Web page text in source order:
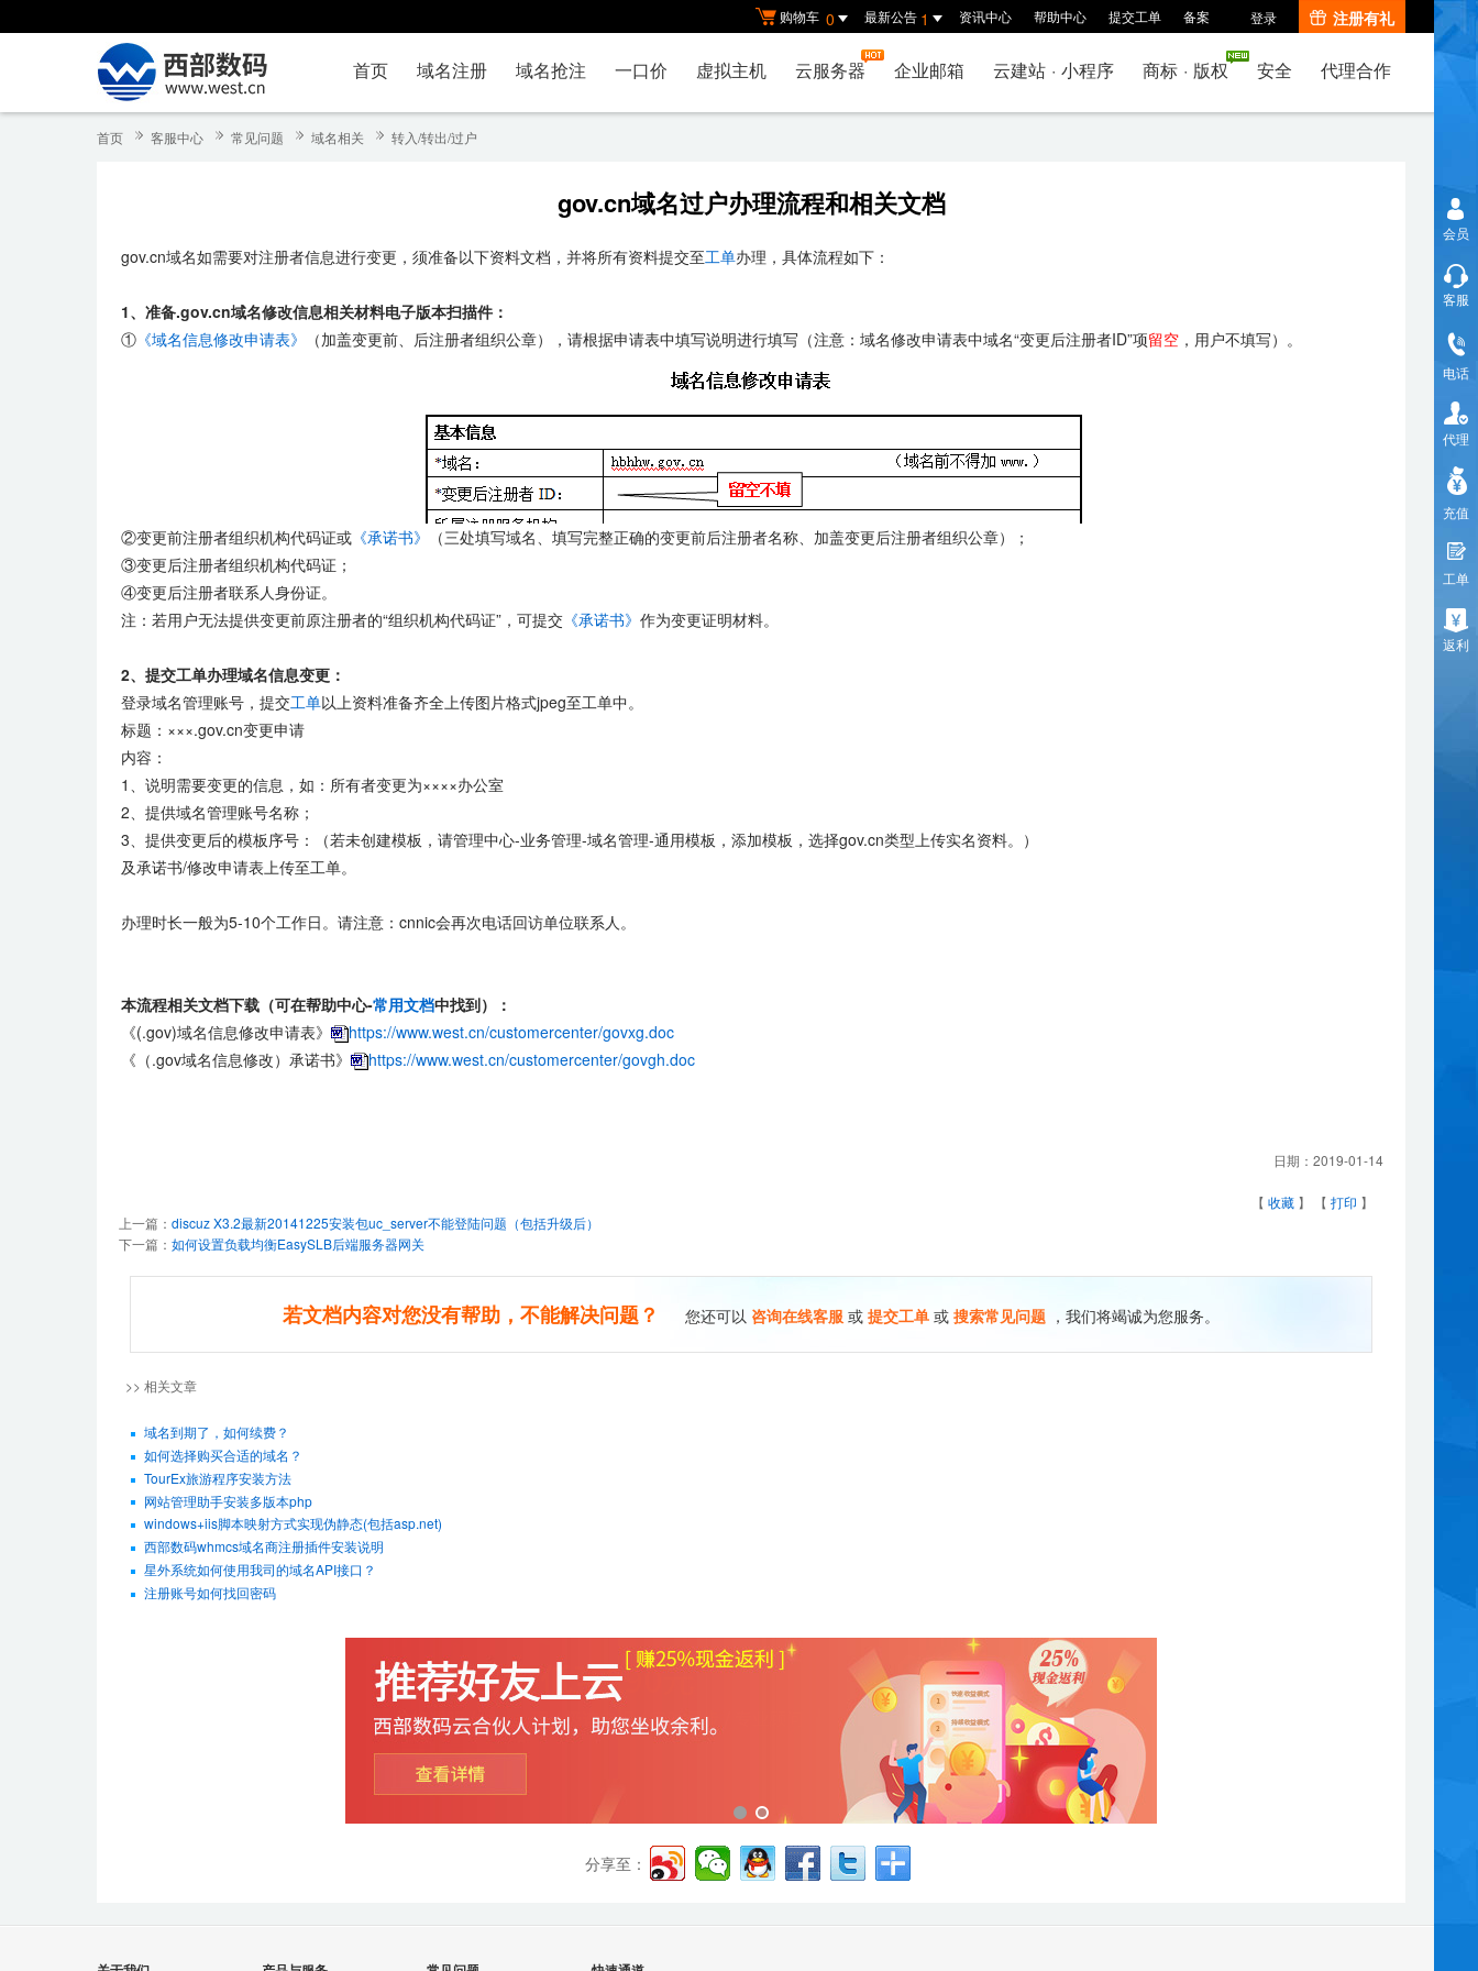
购物车 0 最新公告 1 资讯中心 帮助中心 提交工单 备案 登录 注册有礼
首页 域名注册 域名抢注 一口价 虚拟主机 云服务器 企业邮箱 云建站 · 小程序 商标 · 版权 安全 代理合作
首页 客服中心 常见问题 域名相关 转入/转出/过户
gov.cn域名过户办理流程和相关文档
gov.cn域名如需要对注册者信息进行变更，须准备以下资料文档，并将所有资料提交至工单办理，具体流程如下：
1、准备.gov.cn域名修改信息相关材料电子版本扫描件：
① 《域名信息修改申请表》 （加盖变更前、后注册者组织公章），请根据申请表中填写说明进行填写（注意：域名修改申请表中域名“变更后注册者ID”项留空 ，用户不填写）。
②变更前注册者组织机构代码证或 《承诺书》
（三处填写域名、填写完整正确的变更前后注册者名称、加盖变更后注册者组织公章）；
③变更后注册者组织机构代码证；
④变更后注册者联系人身份证。
注：若用户无法提供变更前原注册者的“组织机构代码证”，可提交 《承诺书》 作为变更证明材料。
2、提交工单办理域名信息变更：
登录域名管理账号，提交工单以上资料准备齐全上传图片格式jpeg至工单中。
标题：×××.gov.cn变更申请
内容：
1、说明需要变更的信息，如：所有者变更为××××办公室
2、提供域名管理账号名称；
3、提供变更后的模板序号：（若未创建模板，请管理中心-业务管理-域名管理-通用模板，添加模板，选择gov.cn类型上传实名资料。）
及承诺书/修改申请表上传至工单。
办理时长一般为5-10个工作日。请注意：cnnic会再次电话回访单位联系人。
本流程相关文档下载（可在帮助中心-常用文档中找到）：
《(.gov)域名信息修改申请表》
https://www.west.cn/customercenter/govxg.doc
《（.gov域名信息修改）承诺书》
https://www.west.cn/customercenter/govgh.doc
日期： 2019-01-14
【 收藏 】 【 打印 】
上一篇： discuz X3.2最新20141225安装包uc_server不能登陆问题（包括升级后）
下一篇： 如何设置负载均衡EasySLB后端服务器网关
若文档内容对您没有帮助，不能解决问题？ 您还可以 咨询在线客服 或 提交工单 或 搜索常见问题 ，我们将竭诚为您服务。
>> 相关文章
域名到期了，如何续费？
如何选择购买合适的域名？
TourEx旅游程序安装方法
网站管理助手安装多版本php
windows+iis脚本映射方式实现伪静态(包括asp.net)
西部数码whmcs域名商注册插件安装说明
星外系统如何使用我司的域名API接口？
注册账号如何找回密码
分享至：
会员
客服
电话
代理
充值
工单
返利